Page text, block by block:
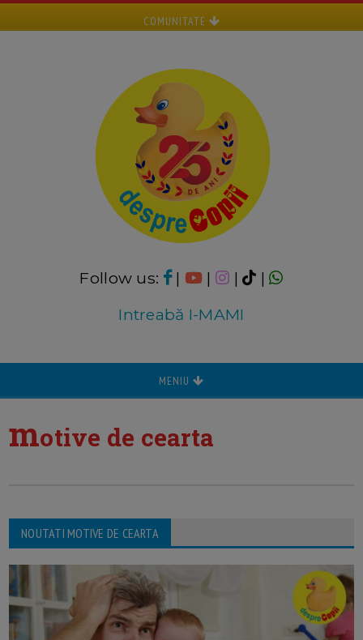
COMUNITATE
Follow us: | | |
|
Intreabă I-MAMI
MENIU
motive de cearta
NOUTATI MOTIVE DE CEARTA